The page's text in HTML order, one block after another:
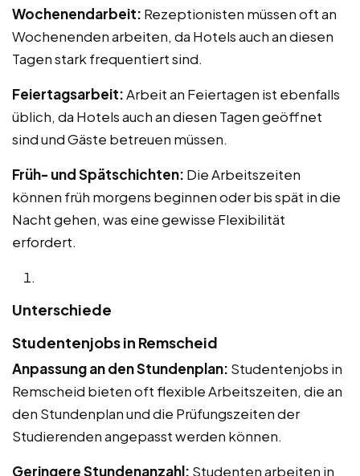
Wochenendarbeit: Rezeptionisten müssen oft an
Wochenenden arbeiten, da Hotels auch an diesen
Tagen stark frequentiert sind.
Feiertagsarbeit:Arbeit an Feiertagen ist ebenfalls
üblich, da Hotels auch an diesen Tagen geöffnet
sind und Gäste betreuen müssen.
Früh- und Spätschichten: Die Arbeitszeiten
können früh morgens beginnen oder bis spät in die
Nacht gehen, was eine gewisse Flexibilität
erfordert.
Unterschiede
Studentenjobs in Remscheid
Anpassung an den Stundenplan: Studentenjobs in
Remscheid bieten oft flexible Arbeitszeiten, die an
den Stundenplan und die Prüfungszeiten der
Studierenden angepasst werden können.
Geringere Stundenanzahl: Studenten arbeiten in